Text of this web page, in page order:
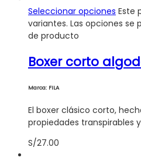
Seleccionar opciones Este
variantes. Las opciones se
de producto
Boxer corto
Marca: FILA
El boxer clásico corto,
propiedades transpirables
S/27.00